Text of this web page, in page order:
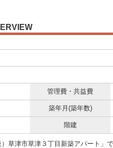
管理費・共益費
築年月(築年数)
階建
草津市草津３丁目新築アパート」